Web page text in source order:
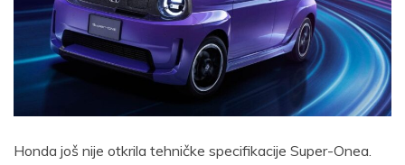
Honda još nije otkrila tehničke specifikacije Super-Onea.